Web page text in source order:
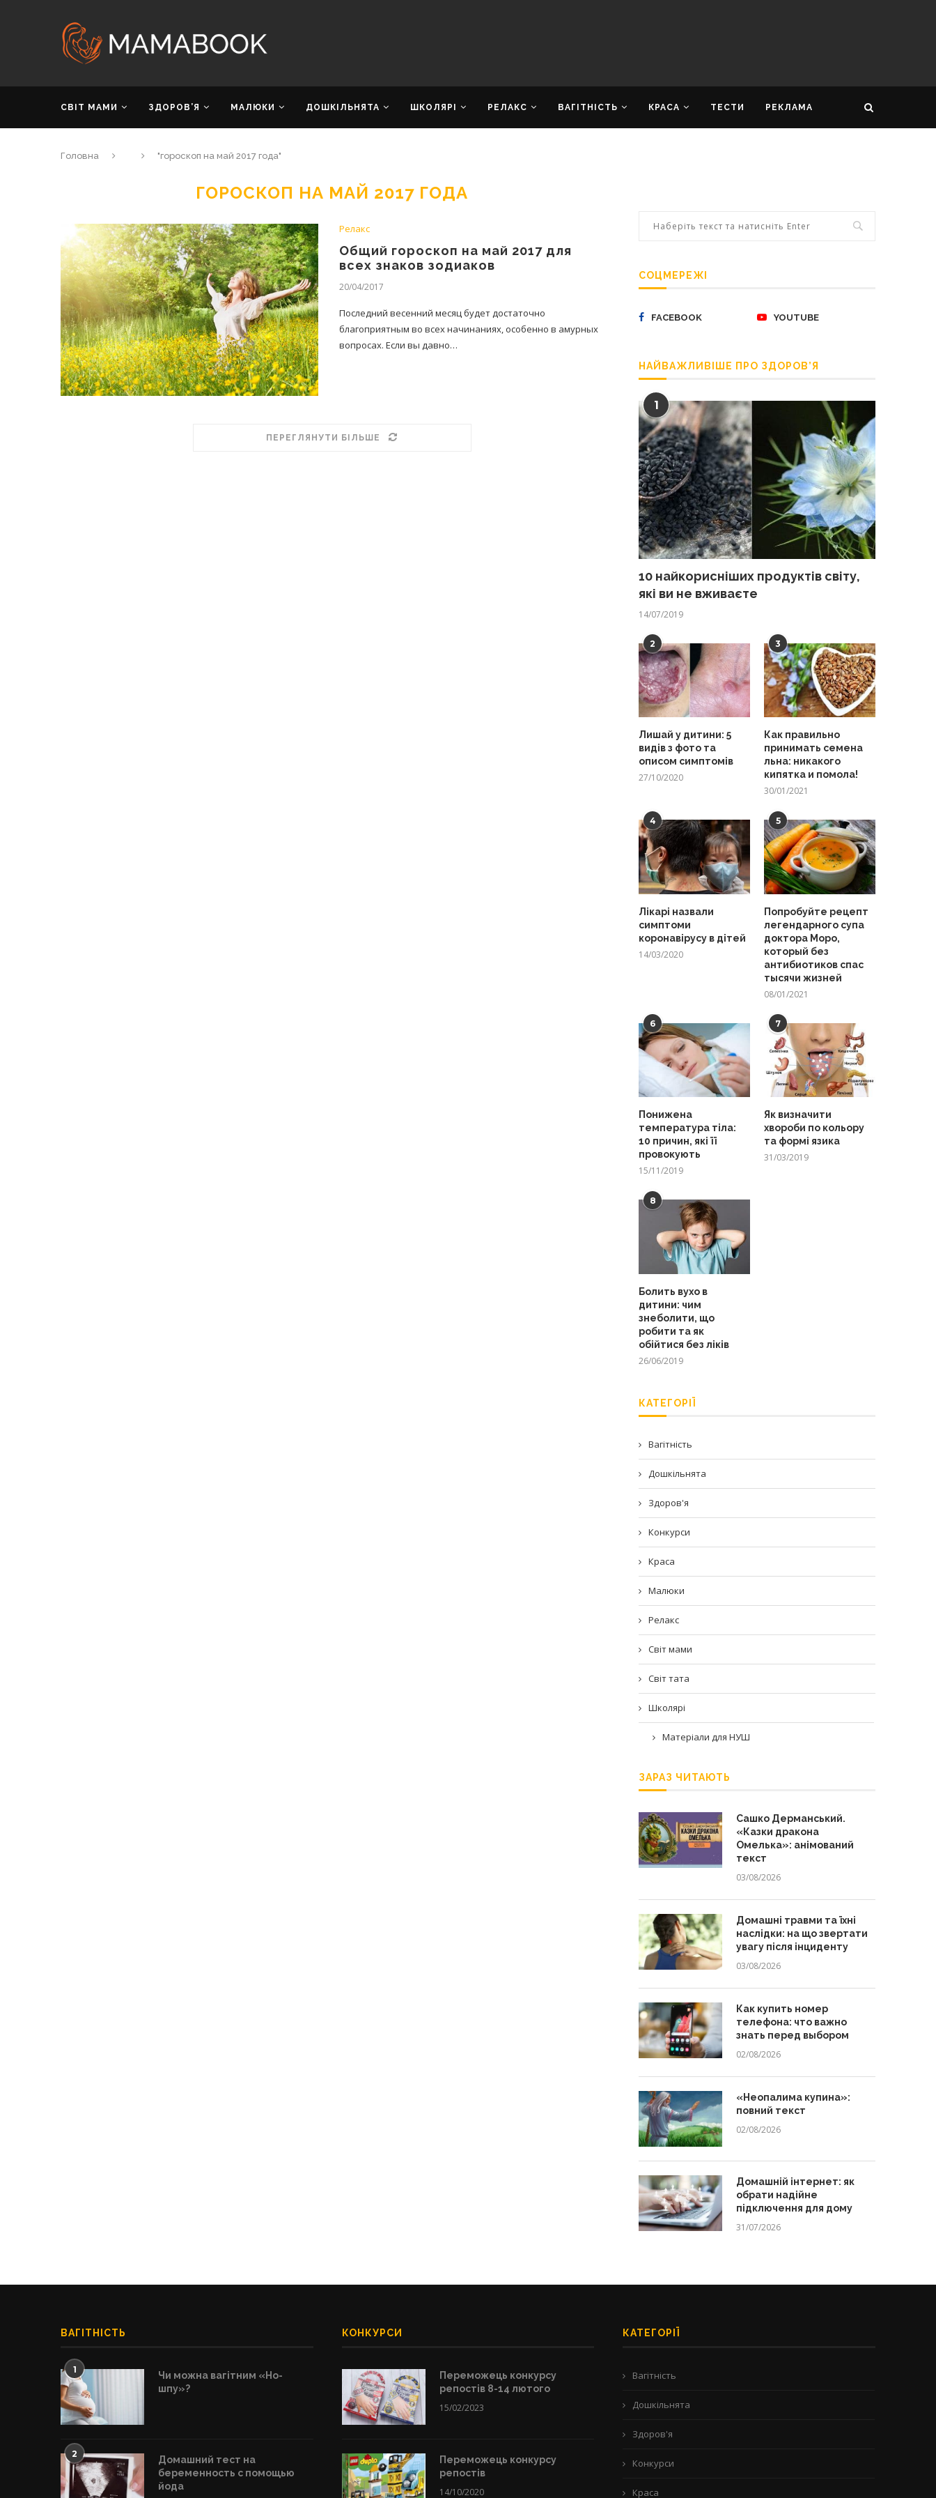
СВІТ МАМИ ЗДОРОВ’Я МАЛЮКИ ДОШКІЛЬНЯТА ШКОЛЯРІ РЕЛАКС ВАГІТНІСТЬ КРАСА ТЕСТИ РЕКЛАМА
Головна "гороскоп на май 2017 года"
ГОРОСКОП НА МАЙ 2017 ГОДА
Релакс
Общий гороскоп на май 2017 для
всех знаков зодиаков
20/04/2017
Последний весенний месяц будет достаточно
благоприятным во всех начинаниях, особенно в амурных
вопросах. Если вы давно…
ПЕРЕГЛЯНУТИ БІЛЬШЕ
СОЦМЕРЕЖІ
FACEBOOK YOUTUBE
НАЙВАЖЛИВІШЕ ПРО ЗДОРОВ’Я
1
10 найкорисніших продуктів світу,
які ви не вживаєте
14/07/2019
2
Лишай у дитини: 5
видів з фото та
описом симптомів
27/10/2020
3
Как правильно
принимать семена
льна: никакого
кипятка и помола!
30/01/2021
4
Лікарі назвали
симптоми
коронавірусу в дітей
14/03/2020
5
Попробуйте рецепт
легендарного супа
доктора Моро,
который без
антибиотиков спас
тысячи жизней
08/01/2021
6
Понижена
температура тіла:
10 причин, які її
провокують
15/11/2019
7
Як визначити
хвороби по кольору
та формі язика
31/03/2019
8
Болить вухо в
дитини: чим
знеболити, що
робити та як
обійтися без ліків
26/06/2019
КАТЕГОРІЇ
Вагітність
Дошкільнята
Здоров'я
Конкурси
Краса
Малюки
Релакс
Світ мами
Світ тата
Школярі
Матеріали для НУШ
ЗАРАЗ ЧИТАЮТЬ
Сашко Дерманський.
«Казки дракона
Омелька»: анімований
текст
03/08/2026
Домашні травми та їхні
наслідки: на що звертати
увагу після інциденту
03/08/2026
Как купить номер
телефона: что важно
знать перед выбором
02/08/2026
«Неопалима купина»:
повний текст
02/08/2026
Домашній інтернет: як
обрати надійне
підключення для дому
31/07/2026
ВАГІТНІСТЬ
1
Чи можна вагітним «Но-
шпу»?
2
Домашний тест на
беременность с помощью
йода
КОНКУРСИ
Переможець конкурсу
репостів 8-14 лютого
15/02/2023
Переможець конкурсу
репостів
14/10/2020
КАТЕГОРІЇ
Вагітність
Дошкільнята
Здоров'я
Конкурси
Краса